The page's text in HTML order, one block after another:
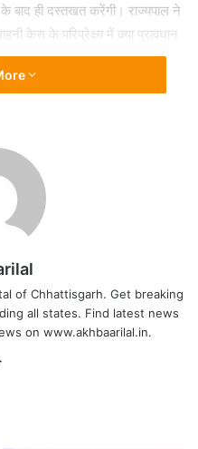
बाद ही दस्तखत करेंगी। राज्यपाल ने
केस के परिप्रेक्ष्य में क्या प्रावधान
of Chhattisgarh. Get breaking
all states. Find latest news
on www.akhbaarilal.in.